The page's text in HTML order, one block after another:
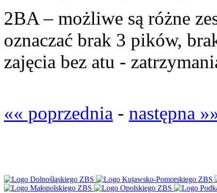
2BA – możliwe są różne
oznaczać brak 3 pików,
zajęcia bez atu -
«« poprzednia - następna